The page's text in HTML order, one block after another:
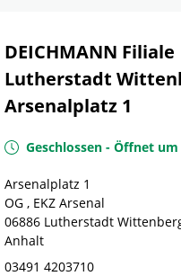
DEICHMANN Filiale
Lutherstadt
Arsenalplatz 1
Geschlossen - Öffnet um
Arsenalplatz 1
OG , EKZ Arsenal
06886 Lutherstadt
Anhalt
03491 4203710